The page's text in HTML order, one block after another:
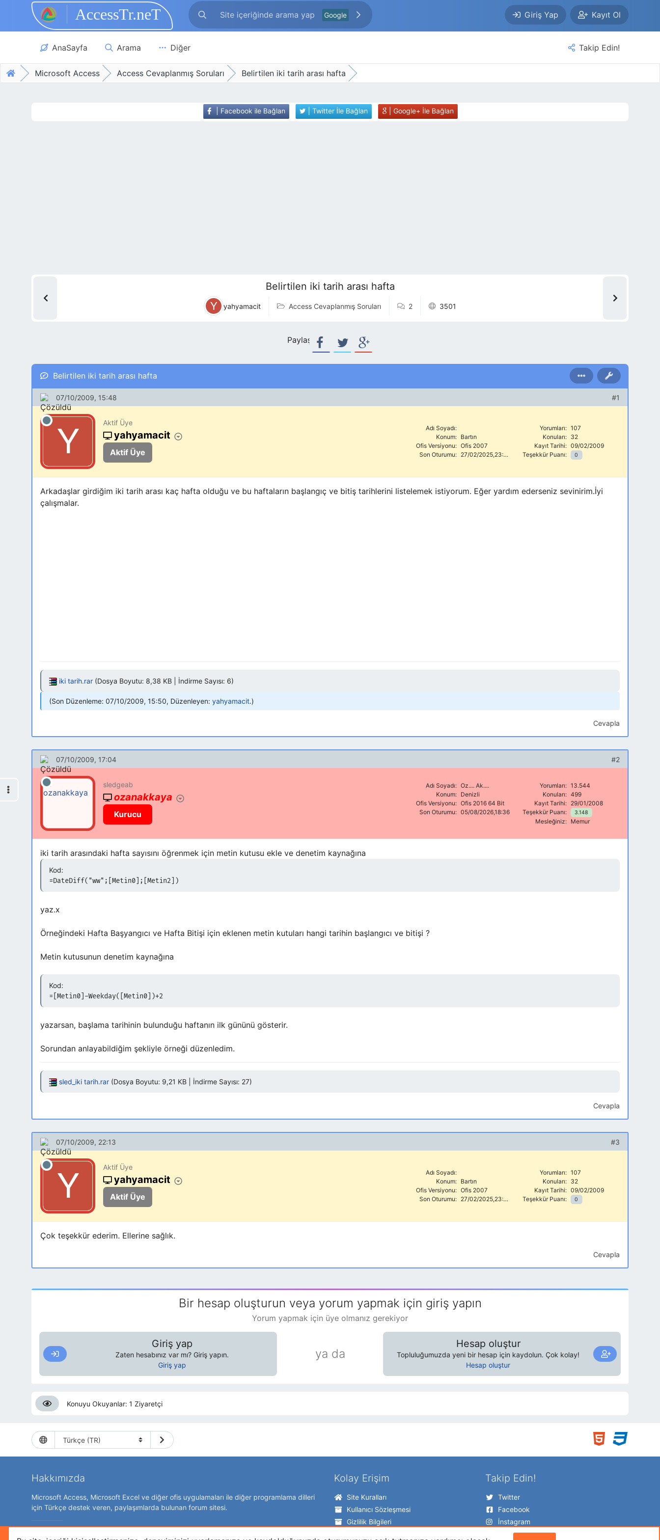
Skip to main content
AccessTr.neT Google Giriş Yap Kayıt Ol
AnaSayfa Arama Diğer Takip Edin!
Microsoft Access Access Cevaplanmış Soruları Belirtilen iki tarih arası hafta
| Facebook ile Bağlan | Twitter İle Bağlan | Google+ İle Bağlan
Belirtilen iki tarih arası hafta
yahyamacit Access Cevaplanmış Soruları 2 3501
Paylaş:
Belirtilen iki tarih arası hafta
07/10/2009, 15:48 #1
Aktif Üye
yahyamacit
Aktif Üye
Adı Soyadı:
Konum: Bartın
Ofis Versiyonu: Ofis 2007
Son Oturumu:
27/02/2025,23:48
Yorumları: 107
Konuları: 32
Kayıt Tarihi: 09/02/2009
Teşekkür Puanı:
0
Arkadaşlar girdiğim iki tarih arası kaç hafta olduğu ve bu haftaların başlangıç ve bitiş tarihlerini listelemek istiyorum. Eğer yardım ederseniz sevinirim.İyi
çalışmalar.
iki tarih.rar(Dosya Boyutu: 8,38 KB | İndirme Sayısı: 6)
Son Düzenleme: 07/10/2009, 15:50, Düzenleyen: yahyamacit.
Cevapla
07/10/2009, 17:04 #2
sledgeab
ozanakkaya
Kurucu
Adı Soyadı: Oz.... Ak....
Konum: Denizli
Ofis Versiyonu: Ofis 2016 64 Bit
Son Oturumu: 05/08/2026,18:36
Yorumları: 13.544
Konuları: 499
Kayıt Tarihi: 29/01/2008
Teşekkür Puanı:
3.148
Mesleğiniz: Memur
iki tarih arasındaki hafta sayısını öğrenmek için metin kutusu ekle ve denetim kaynağına
Kod:
=DateDiff("ww";[Metin0];[Metin2])
yaz.x
Örneğindeki Hafta Başyangıcı ve Hafta Bitişi için eklenen metin kutuları hangi tarihin başlangıcı ve bitişi ?
Metin kutusunun denetim kaynağına
Kod:
=[Metin0]-Weekday([Metin0])+2
yazarsan, başlama tarihinin bulunduğu haftanın ilk gününü gösterir.
Sorundan anlayabildiğim şekliyle örneği düzenledim.
sled_iki tarih.rar(Dosya Boyutu: 9,21 KB | İndirme Sayısı: 27)
Cevapla
07/10/2009, 22:13 #3
Aktif Üye
yahyamacit
Aktif Üye
Adı Soyadı:
Konum: Bartın
Ofis Versiyonu: Ofis 2007
Son Oturumu:
27/02/2025,23:48
Yorumları: 107
Konuları: 32
Kayıt Tarihi: 09/02/2009
Teşekkür Puanı:
0
Çok teşekkür ederim. Ellerine sağlık.
Cevapla
Bir hesap oluşturun veya yorum yapmak için giriş yapın
Yorum yapmak için üye olmanız gerekiyor
Giriş yap
Zaten hesabınız var mı? Giriş yapın.
Giriş yap
ya da
Hesap oluştur
Topluluğumuzda yeni bir hesap için kaydolun. Çok kolay!
Hesap oluştur
Konuyu Okuyanlar: 1 Ziyaretçi
Hakkımızda
Microsoft Access, Microsoft Excel ve diğer ofis uygulamaları ile diğer programlama dilleri
için Türkçe destek veren, paylaşımlarda bulunan forum sitesi.
Kolay Erişim
Site Kuralları
Kullanıcı Sözleşmesi
Gizlilik Bilgileri
Takip Edin!
Twitter
Facebook
İnstagram
Google+